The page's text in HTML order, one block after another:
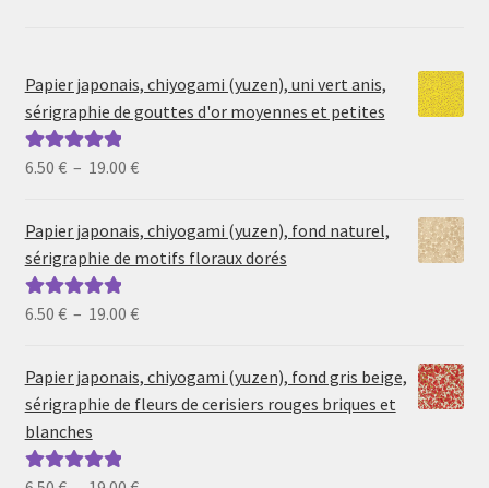
Papier japonais, chiyogami (yuzen), uni vert anis,
sérigraphie de gouttes d'or moyennes et petites
Note5.00sur
6.50 € – 19.00 €Plage
prix :
6.50 €
Papier japonais, chiyogami (yuzen), fond naturel,
sérigraphie de motifs floraux dorés
Note5.00sur
6.50 € – 19.00 €Plage
prix :
6.50 €
Papier japonais, chiyogami (yuzen), fond gris beige,
sérigraphie de fleurs de cerisiers rouges briques et
blanches
Note5.00sur